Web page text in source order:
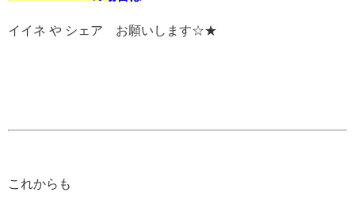
イイネ や シェア お願いします☆★
これからも